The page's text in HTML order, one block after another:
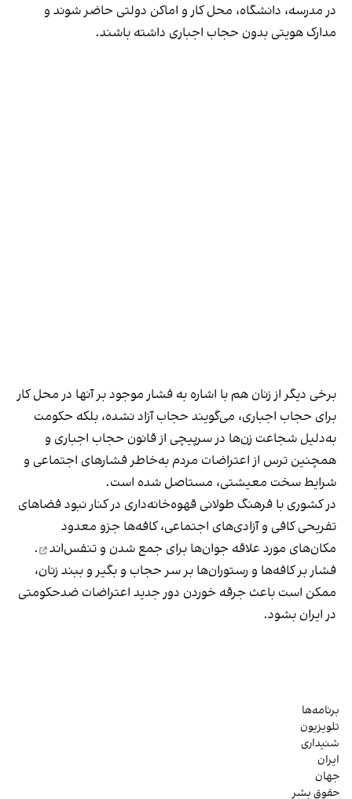
در مدرسه، دانشگاه، محل کار و اماکن دولتی حاضر شوند و
مدارک هویتی بدون حجاب اجباری داشته باشند.
برخی دیگر از زنان هم با اشاره به فشار موجود بر آنها در محل کار
برای حجاب اجباری، می‌گویند حجاب آزاد نشده، بلکه حکومت
به‌دلیل شجاعت زن‌ها در سرپیچی از قانون حجاب اجباری و
همچنین ترس از اعتراضات مردم به‌خاطر فشارهای اجتماعی و
شرایط سخت معیشتی، مستاصل شده است.
در کشوری با فرهنگ طولانی قهوه‌‌خانه‌داری در کنار نبود فضاهای
تفریحی کافی و آزادی‌های اجتماعی، کافه‌ها جزو معدود
مکان‌های مورد علاقه جوان‌ها برای جمع شدن و تنفس‌اند
.
فشار بر کافه‌ها و رستوران‌ها بر سر حجاب و بگیر و ببند زنان،
ممکن است باعث جرقه خوردن دور جدید اعتراضات ضدحکومتی
در ایران بشود.
برنامه‌ها
تلویزیون
شنیداری
ایران
جهان
حقوق بشر